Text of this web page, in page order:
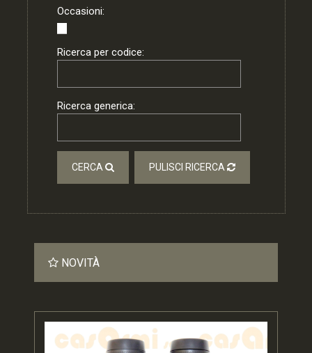
Occasioni:
Ricerca per codice:
Ricerca generica:
CERCA PULISCI RICERCA
NOVITÀ